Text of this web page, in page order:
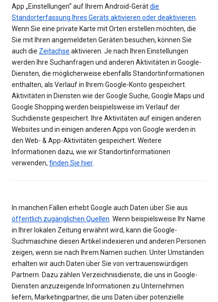
App „Einstellungen“ auf Ihrem Android-Gerätdie
Standorterfassung Ihres Geräts aktivieren oder deaktivieren
Wenn Sie eine private Karte mit Orten erstellen möchten, die
Sie mit Ihren angemeldeten Geräten besuchen, können Sie
auch die Zeitachse aktivieren. Je nach Ihren Einstellungen
werden Ihre Suchanfragen und anderen Aktivitäten in Google-
Diensten, die möglicherweise ebenfalls Standortinformationen
enthalten, als Verlauf in Ihrem Google-Konto gespeichert.
Aktivitäten in Diensten wie der Google Suche, Google Maps und
Google Shopping werden beispielsweise im Verlauf der
Suchdienste gespeichert. Ihre Aktivitäten auf einigen anderen
Websites und in einigen anderen Apps von Google werden in
den Web- & App-Aktivitäten gespeichert. Weitere
Informationen dazu, wie wir Standortinformationen
verwenden, finden Sie hier.
In manchen Fällen erhebt Google auch Daten über Sie aus
öffentlich zugänglichen Quellen . Wenn beispielsweise Ihr Name
in Ihrer lokalen Zeitung erwähnt wird, kann die Google-
Suchmaschine diesen Artikel indexieren und anderen Personen
zeigen, wenn sie nach Ihrem Namen suchen. Unter Umständen
erhalten wir auch Daten über Sie von vertrauenswürdigen
Partnern. Dazu zählen Verzeichnisdienste, die uns in Google-
Diensten anzuzeigende Informationen zu Unternehmen
liefern, Marketingpartner, die uns Daten über potenzielle